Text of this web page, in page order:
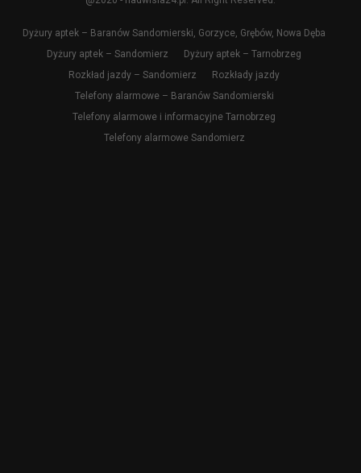
Dyżury aptek – Baranów Sandomierski, Gorzyce, Grębów, Nowa Dęba
Dyżury aptek – Sandomierz
Dyżury aptek – Tarnobrzeg
Rozkład jazdy – Sandomierz
Rozkłady jazdy
Telefony alarmowe – Baranów Sandomierski
Telefony alarmowe i informacyjne Tarnobrzeg
Telefony alarmowe Sandomierz